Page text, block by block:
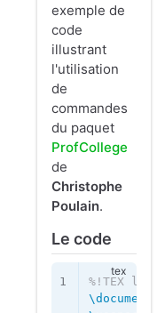
exemple de
code
illustrant
l'utilisation
de
commandes
du paquet
ProfCollege
de
Christophe
Poulain.
Le code
%!TEX